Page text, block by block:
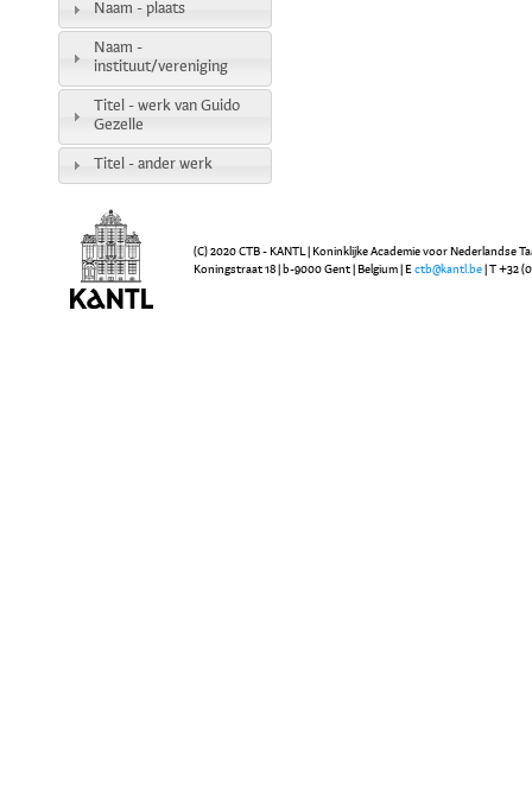
Naam - plaats
Naam -
instituut/vereniging
Titel - werk van Guido
Gezelle
Titel - ander werk
(C) 2020 CTB - KANTL | Koninklijke Academie voor Nederlandse
Koningstraat 18 | b-9000 Gent | Belgium | E ctb@kantl.be | T +32